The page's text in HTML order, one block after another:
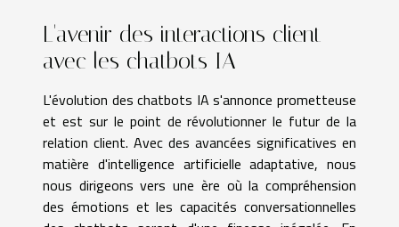
L'avenir des interactions client
avec les chatbots IA
L'évolution des chatbots IA s'annonce prometteuse
et est sur le point de révolutionner le futur de la
relation client. Avec des avancées significatives en
matière d'intelligence artificielle adaptative, nous
nous dirigeons vers une ère où la compréhension
des émotions et les capacités conversationnelles